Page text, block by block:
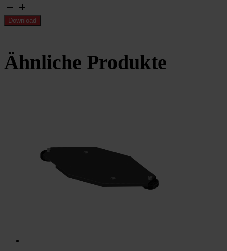
Umlenkmodul
90°
Drehend
Download
Ähnliche Produkte